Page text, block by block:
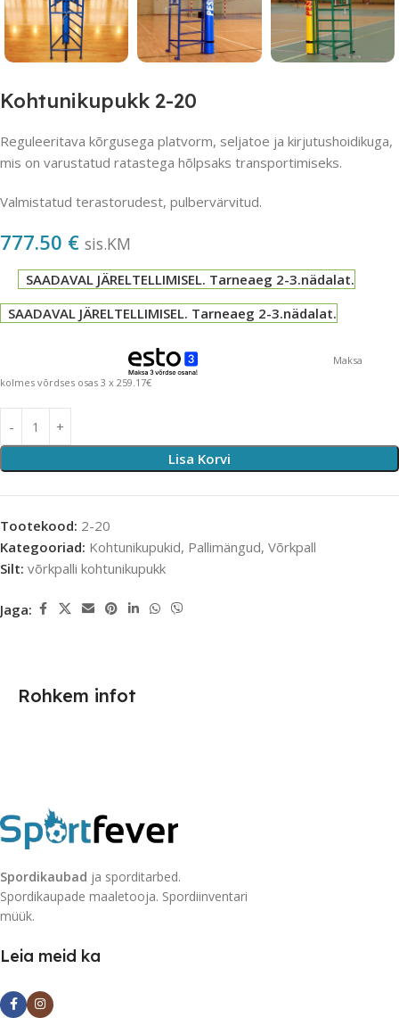
Kohtunikupukk 2-20
Reguleeritava kõrgusega platvorm, seljatoe ja kirjutushoidikuga,
mis on varustatud ratastega hõlpsaks transportimiseks.
Valmistatud terastorudest, pulbervärvitud.
777.50 € sis.KM
SAADAVAL JÄRELTELLIMISEL. Tarneaeg 2-3.nädalat.
SAADAVAL JÄRELTELLIMISEL. Tarneaeg 2-3.nädalat.
Maksa
kolmes võrdses osas 3 x 259.17€
Lisa Korvi
Tootekood: 2-20
Kategooriad: Kohtunikupukid, Pallimängud, Võrkpall
Silt: võrkpalli kohtunikupukk
Jaga:
Rohkem infot
Spordikaubad ja sporditarbed.
Spordikaupade maaletooja. Spordiinventari
müük.
Leia meid ka